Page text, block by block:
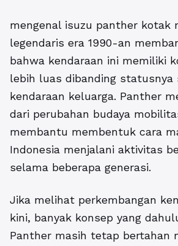
mengenal isuzu panther kotak
legendaris era 1990-an
bahwa kendaraan ini memiliki
lebih luas dibanding statusnya
kendaraan keluarga. Panther
dari perubahan budaya
membantu membentuk cara
Indonesia menjalani aktivitas
selama beberapa generasi.
Jika melihat perkembangan
kini, banyak konsep yang
Panther masih tetap bertahan